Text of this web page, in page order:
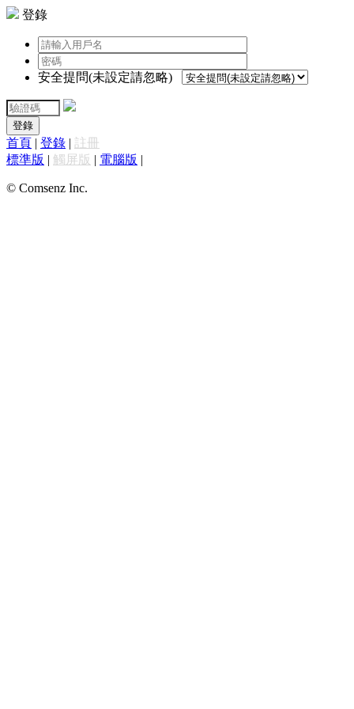
登錄
安全提問(未設定請忽略)
登錄
首頁 | 登錄 | 註冊
標準版 | 觸屏版 | 電腦版 |
© Comsenz Inc.